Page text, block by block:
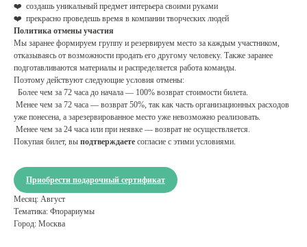
❤️ создашь уникальный предмет интерьера своими руками
❤️ прекрасно проведешь время в компании творческих людей
Политика отмены участия
Мы заранее формируем группу и резервируем место за каждым участником,
отказываясь от возможности продать его другому человеку. Также заранее
подготавливаются материалы и распределяется работа команды.
Поэтому действуют следующие условия отмены:
Более чем за 72 часа до начала — 100% возврат стоимости билета.
Менее чем за 72 часа — возврат 50%, так как часть организационных расходов
уже понесена, а зарезервированное место уже невозможно реализовать.
Менее чем за 24 часа или при неявке — возврат не осуществляется.
Покупая билет, вы подтверждаете согласие с этими условиями.
Приобрести подарочный сертификат
Месяц: Август
Тематика: Флорариумы
Город: Москва